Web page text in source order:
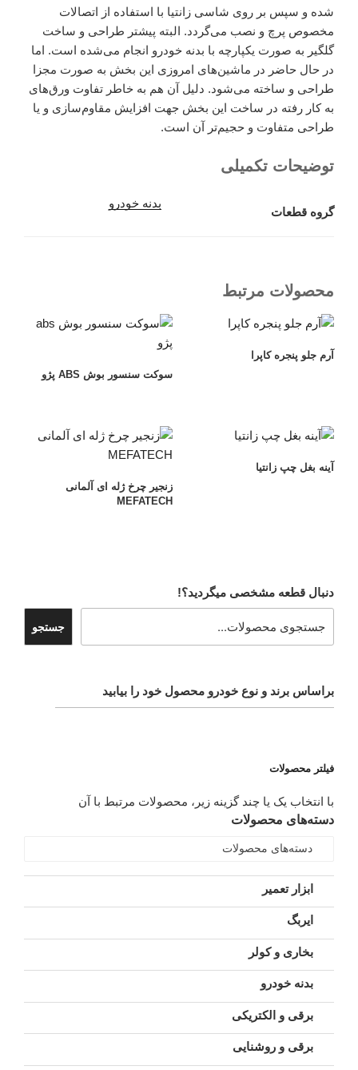
شده و سپس بر روی شاسی زانتیا با استفاده از اتصالات
مخصوص پرچ و نصب می‌گردد. البته پیشتر طراحی و ساخت
گلگیر به صورت یکپارچه با بدنه خودرو انجام می‌شده است. اما
در حال حاضر در ماشین‌های امروزی این بخش به صورت مجزا
طراحی و ساخته می‌شود. دلیل آن هم به خاطر تفاوت ورق‌های
به کار رفته در ساخت این بخش جهت افزایش مقاوم‌سازی و یا
طراحی متفاوت و حجیم‌تر آن است.
توضیحات تکمیلی
گروه قطعات
بدنه خودرو
محصولات مرتبط
آرم جلو پنجره کاپرا
سوکت سنسور بوش ABS پژو
آینه بغل چپ زانتیا
زنجیر چرخ ژله ای آلمانی
MEFATECH
دنبال قطعه مشخصی میگردید؟!
جستجو
براساس برند و نوع خودرو محصول خود را بیابید
فیلتر محصولات
با انتخاب یک یا چند گزینه زیر، محصولات مرتبط با آن
دسته‌های محصولات
دسته‌های محصولات
ابزار تعمیر
ایربگ
بخاری و کولر
بدنه خودرو
برقی و الکتریکی
برقی و روشنایی